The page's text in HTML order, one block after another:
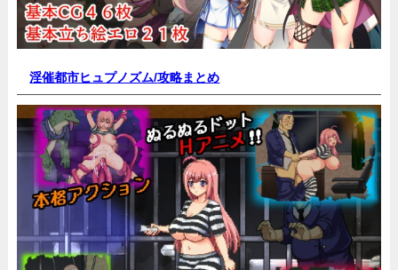
淫催都市ヒュプノズム/攻略まとめ